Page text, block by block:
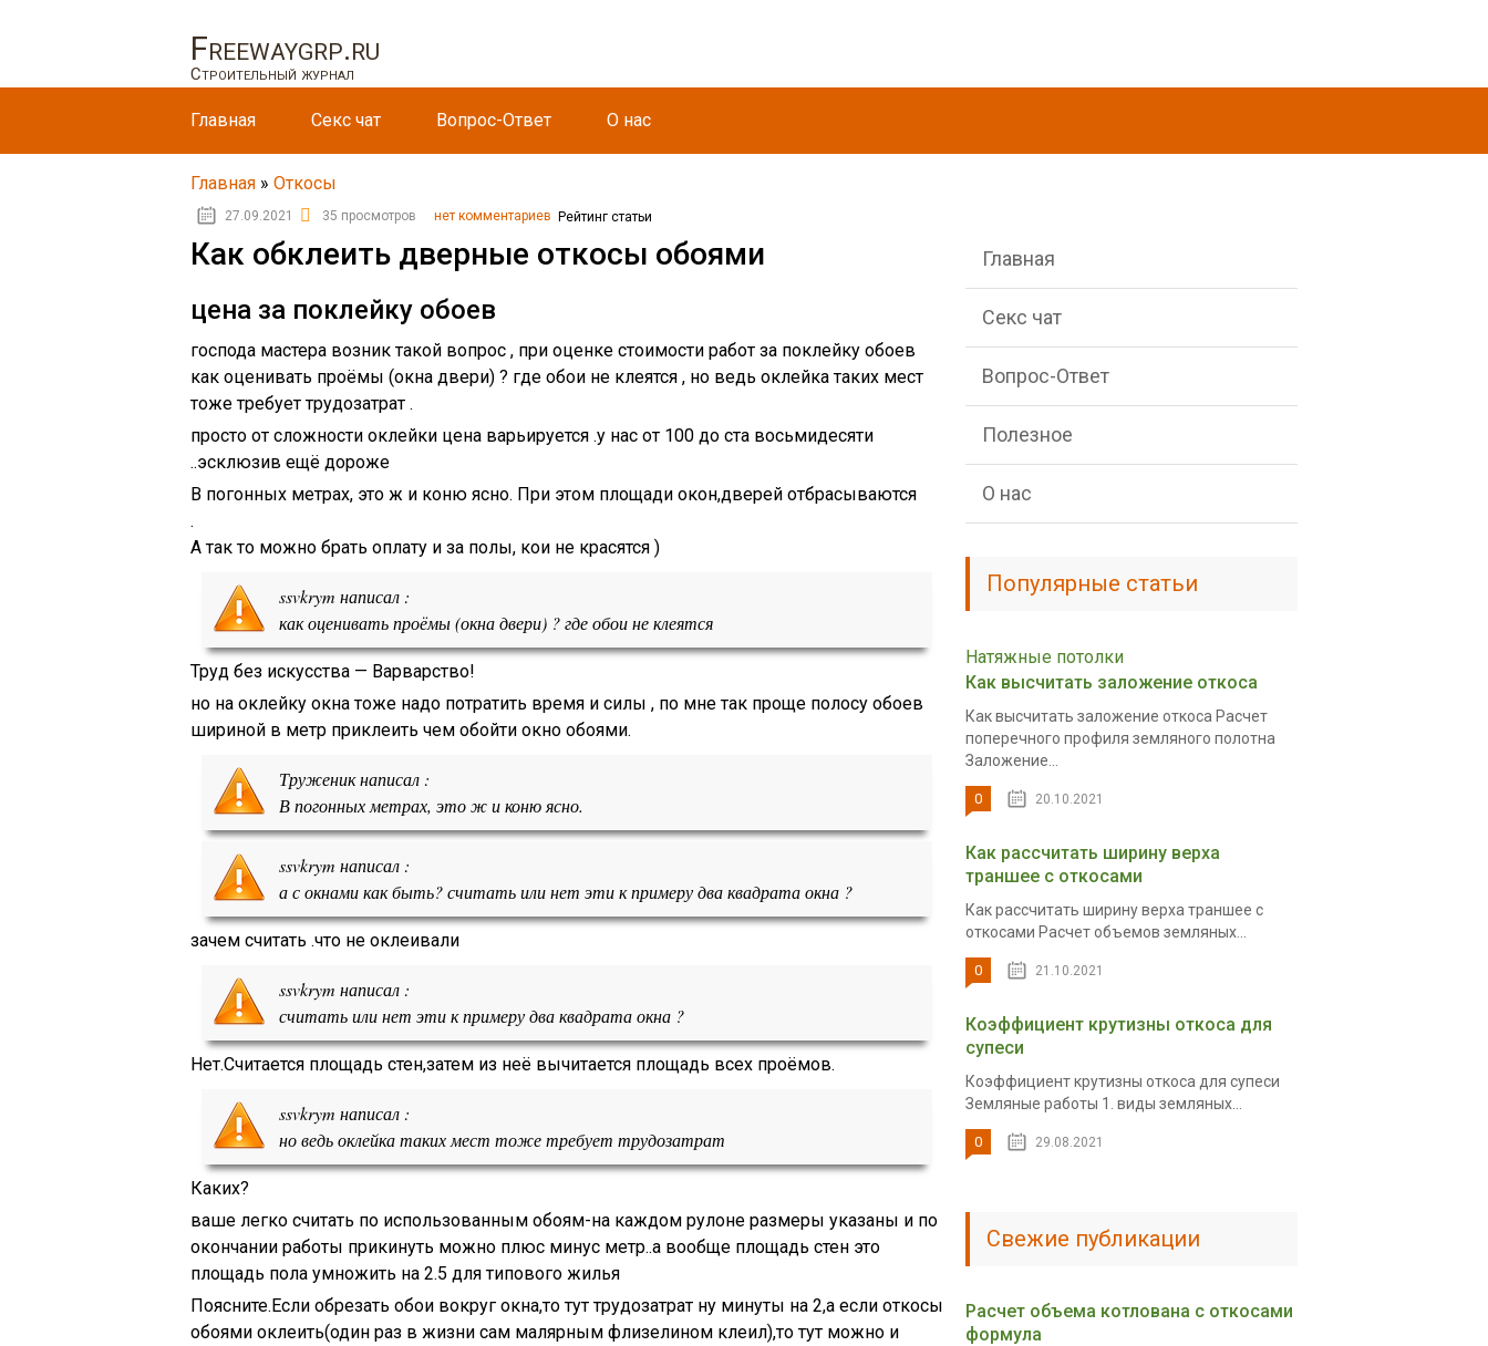
Freewaygrp.ru
Строительный журнал
Главная Секс чат Вопрос-Ответ О нас
Главная » Откосы
27.09.2021 35 просмотров нет комментариев Рейтинг статьи
Как обклеить дверные откосы обоями
цена за поклейку обоев
господа мастера возник такой вопрос , при оценке стоимости работ за поклейку обоев
как оценивать проёмы (окна двери) ? где обои не клеятся , но ведь оклейка таких мест
тоже требует трудозатрат .
просто от сложности оклейки цена варьируется .у нас от 100 до ста восьмидесяти
..эсклюзив ещё дороже
В погонных метрах, это ж и коню ясно. При этом площади окон,дверей отбрасываются
.
А так то можно брать оплату и за полы, кои не красятся )
ssvkrym написал :
как оценивать проёмы (окна двери) ? где обои не клеятся
Труд без искусства — Варварство!
но на оклейку окна тоже надо потратить время и силы , по мне так проще полосу обоев
шириной в метр приклеить чем обойти окно обоями.
Труженик написал :
В погонных метрах, это ж и коню ясно.
ssvkrym написал :
а с окнами как быть? считать или нет эти к примеру два квадрата окна ?
зачем считать .что не оклеивали
ssvkrym написал :
считать или нет эти к примеру два квадрата окна ?
Нет.Считается площадь стен,затем из неё вычитается площадь всех проёмов.
ssvkrym написал :
но ведь оклейка таких мест тоже требует трудозатрат
Каких?
ваше легко считать по использованным обоям-на каждом рулоне размеры указаны и по
окончании работы прикинуть можно плюс минус метр..а вообще площадь стен это
площадь пола умножить на 2.5 для типового жилья
Поясните.Если обрезать обои вокруг окна,то тут трудозатрат ну минуты на 2,а если откосы
обоями оклеить(один раз в жизни сам малярным флизелином клеил),то тут можно и
Главная
Секс чат
Вопрос-Ответ
Полезное
О нас
Популярные статьи
Натяжные потолки
Как высчитать заложение откоса
Как высчитать заложение откоса Расчет
поперечного профиля земляного полотна
Заложение...
0 20.10.2021
Как рассчитать ширину верха
траншее с откосами
Как рассчитать ширину верха траншее с
откосами Расчет объемов земляных...
0 21.10.2021
Коэффициент крутизны откоса для
супеси
Коэффициент крутизны откоса для супеси
Земляные работы 1. виды земляных...
0 29.08.2021
Свежие публикации
Расчет объема котлована с откосами
формула